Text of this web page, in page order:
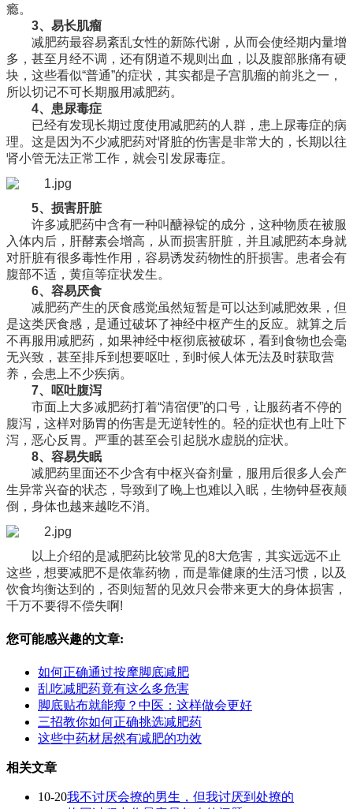
瘾。
3、易长肌瘤
减肥药最容易紊乱女性的新陈代谢，从而会使经期内量增
多，甚至月经不调，还有阴道不规则出血，以及腹部胀痛有硬
块，这些看似“普通”的症状，其实都是子宫肌瘤的前兆之一，
所以切记不可长期服用减肥药。
4、患尿毒症
已经有发现长期过度使用减肥药的人群，患上尿毒症的病
理。这是因为不少减肥药对肾脏的伤害是非常大的，长期以往
肾小管无法正常工作，就会引发尿毒症。
5、损害肝脏
许多减肥药中含有一种叫醣禄锭的成分，这种物质在被服
入体内后，肝酵素会增高，从而损害肝脏，并且减肥药本身就
对肝脏有很多毒性作用，容易诱发药物性的肝损害。患者会有
腹部不适，黄疸等症状发生。
6、容易厌食
减肥药产生的厌食感觉虽然短暂是可以达到减肥效果，但
是这类厌食感，是通过破坏了神经中枢产生的反应。就算之后
不再服用减肥药，如果神经中枢彻底被破坏，看到食物也会毫
无兴致，甚至排斥到想要呕吐，到时候人体无法及时获取营
养，会患上不少疾病。
7、呕吐腹泻
市面上大多减肥药打着“清宿便”的口号，让服药者不停的
腹泻，这样对肠胃的伤害是无逆转性的。轻的症状也有上吐下
泻，恶心反胃。严重的甚至会引起脱水虚脱的症状。
8、容易失眠
减肥药里面还不少含有中枢兴奋剂量，服用后很多人会产
生异常兴奋的状态，导致到了晚上也难以入眠，生物钟昼夜颠
倒，身体也越来越吃不消。
以上介绍的是减肥药比较常见的8大危害，其实远远不止
这些，想要减肥不是依靠药物，而是靠健康的生活习惯，以及
饮食均衡达到的，否则短暂的见效只会带来更大的身体损害，
千万不要得不偿失啊!
您可能感兴趣的文章:
如何正确通过按摩脚底减肥
乱吃减肥药竟有这么多危害
脚底贴布就能瘦？中医：这样做会更好
三招教你如何正确挑选减肥药
这些中药材居然有减肥的功效
相关文章
10-20我不讨厌会撩的男生，但我讨厌到处撩的